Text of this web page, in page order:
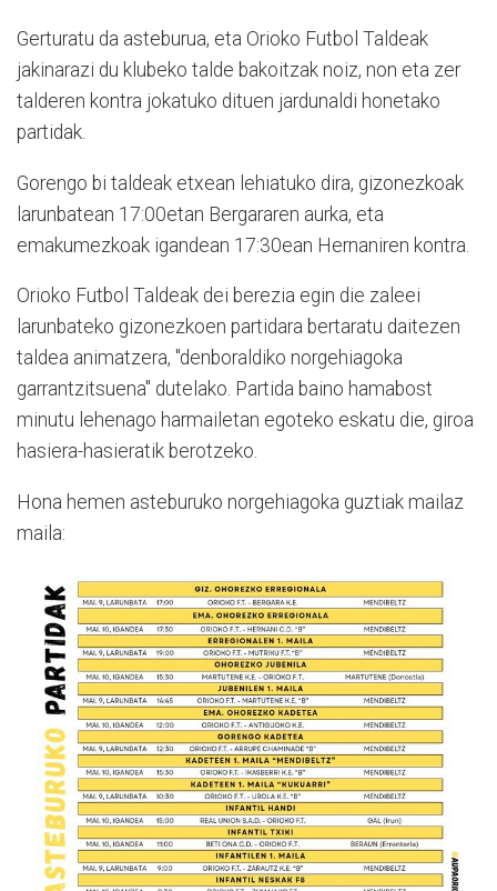
Gerturatu da asteburua, eta Orioko Futbol Taldeak
jakinarazi du klubeko talde bakoitzak noiz, non eta zer
talderen kontra jokatuko dituen jardunaldi honetako
partidak.
Gorengo bi taldeak etxean lehiatuko dira, gizonezkoak
larunbatean 17:00etan Bergararen aurka, eta
emakumezkoak igandean 17:30ean Hernaniren kontra.
Orioko Futbol Taldeak dei berezia egin die zaleei
larunbateko gizonezkoen partidara bertaratu daitezen
taldea animatzera, "denboraldiko norgehiagoka
garrantzitsuena" dutelako. Partida baino hamabost
minutu lehenago harmailetan egoteko eskatu die, giroa
hasiera-hasieratik berotzeko.
Hona hemen asteburuko norgehiagoka guztiak mailaz
maila: